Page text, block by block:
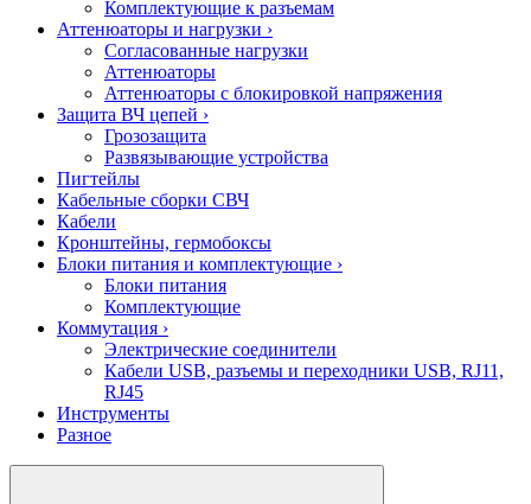
Комплектующие к разъемам
Аттенюаторы и нагрузки ›
Согласованные нагрузки
Аттенюаторы
Аттенюаторы с блокировкой напряжения
Защита ВЧ цепей ›
Грозозащита
Развязывающие устройства
Пигтейлы
Кабельные сборки СВЧ
Кабели
Кронштейны, гермобоксы
Блоки питания и комплектующие ›
Блоки питания
Комплектующие
Коммутация ›
Электрические соединители
Кабели USB, разъемы и переходники USB, RJ11,
RJ45
Инструменты
Разное